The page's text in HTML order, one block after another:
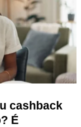
cashback
É